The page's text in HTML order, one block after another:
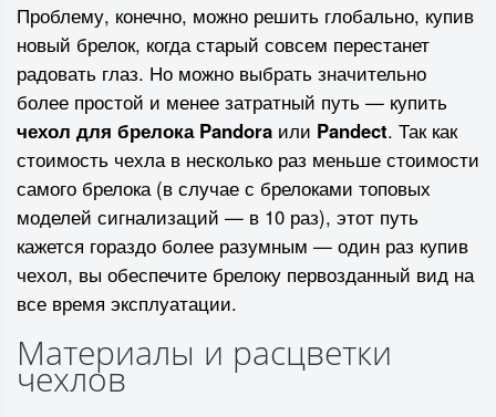
Проблему, конечно, можно решить глобально, купив
новый брелок, когда старый совсем перестанет
радовать глаз. Но можно выбрать значительно
более простой и менее затратный путь — купить
чехол для брелока Pandora или Pandect. Так как
стоимость чехла в несколько раз меньше стоимости
самого брелока (в случае с брелоками топовых
моделей сигнализаций — в 10 раз), этот путь
кажется гораздо более разумным — один раз купив
чехол, вы обеспечите брелоку первозданный вид на
все время эксплуатации.
Материалы и расцветки
чехлов